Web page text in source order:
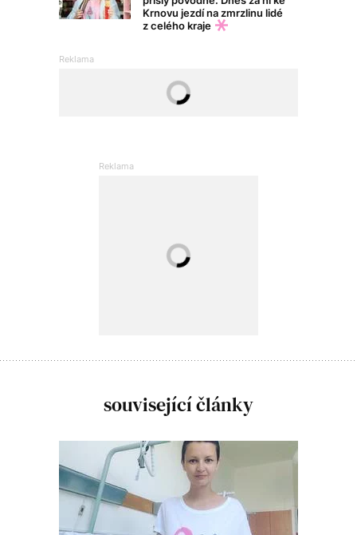
Krnovu jezdí na zmrzlinu lidé
z celého kraje
související články